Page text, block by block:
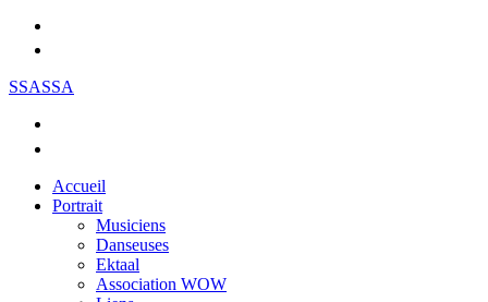
SSASSA
Accueil
Portrait
Musiciens
Danseuses
Ektaal
Association WOW